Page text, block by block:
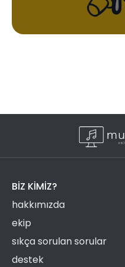
BIZ KIMIZ?
hakkımızda
ekip
sıkça sorulan sorular
destek